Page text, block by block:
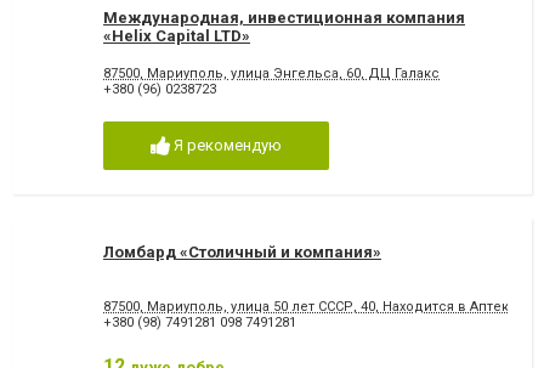
Международная, инвестиционная компания
«Нelix Capital LTD»
87500, Мариуполь, улица Энгельса, 60, ДЦ Галакс
+380 (96) 0238723
Я рекомендую
Ломбард «Столичный и компания»
87500, Мариуполь, улица 50 лет СССР, 40, Находится в Аптеке
+380 (98) 7491281 098 7491281